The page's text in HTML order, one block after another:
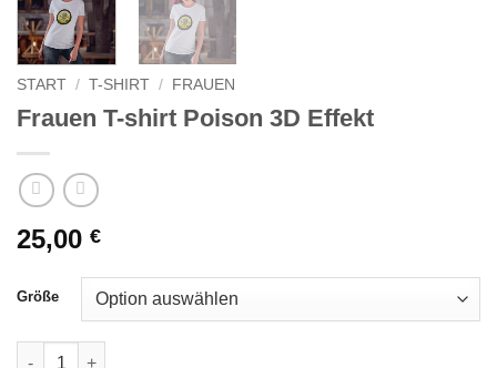
START / T-SHIRT / FRAUEN
Frauen T-shirt Poison 3D Effekt
25,00 €
Größe
Frauen T-shirt Poison 3D Effekt Menge